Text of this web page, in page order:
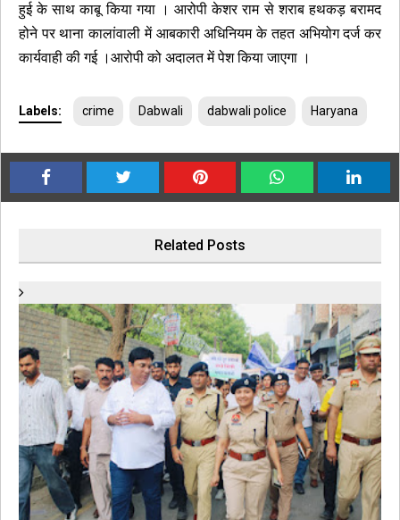
हुई के साथ काबू किया गया । आरोपी केशर राम से शराब हथकड़ बरामद
होने पर थाना कालांवाली में आबकारी अधिनियम के तहत अभियोग दर्ज कर
कार्यवाही की गई ।आरोपी को अदालत में पेश किया जाएगा ।
Labels: crime Dabwali dabwali police Haryana
Related Posts